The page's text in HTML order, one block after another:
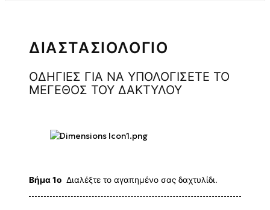
ΔΙΑΣΤΑΣΙΟΛΟΓΙΟ
ΟΔΗΓΙΕΣ ΓΙΑ ΝΑ ΥΠΟΛΟΓΙΣΕΤΕ ΤΟ
ΜΕΓΕΘΟΣ ΤΟΥ ΔΑΚΤΥΛΟΥ
Βήμα 1ο Διαλέξτε το αγαπημένο σας δαχτυλίδι.